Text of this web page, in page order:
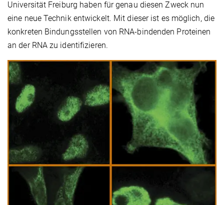
Universität Freiburg haben für genau diesen Zweck nun
eine neue Technik entwickelt. Mit dieser ist es möglich, die
konkreten Bindungsstellen von RNA-bindenden Proteinen
an der RNA zu identifizieren.